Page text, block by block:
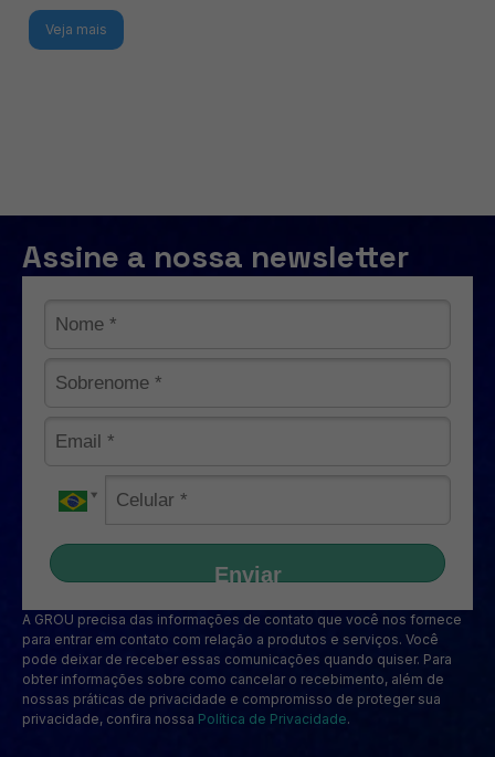
Veja mais
Assine a nossa newsletter
Enviar
A GROU precisa das informações de contato que você nos fornece
para entrar em contato com relação a produtos e serviços. Você
pode deixar de receber essas comunicações quando quiser. Para
obter informações sobre como cancelar o recebimento, além de
nossas práticas de privacidade e compromisso de proteger sua
privacidade, confira nossa Política de Privacidade.